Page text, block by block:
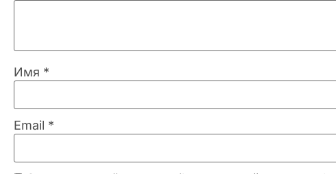
Имя *
Email *